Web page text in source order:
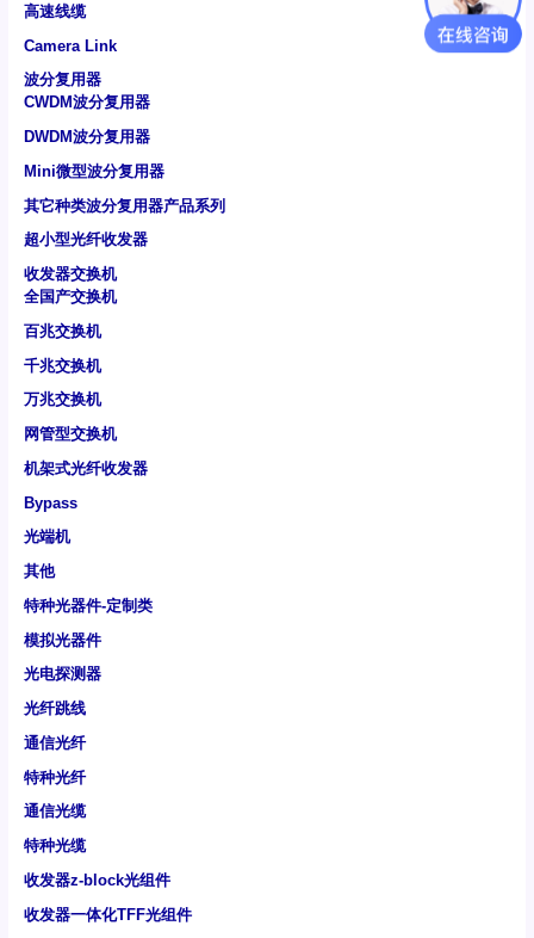
高速线缆
Camera Link
波分复用器
CWDM波分复用器
DWDM波分复用器
Mini微型波分复用器
其它种类波分复用器产品系列
超小型光纤收发器
收发器交换机
全国产交换机
百兆交换机
千兆交换机
万兆交换机
网管型交换机
机架式光纤收发器
Bypass
光端机
其他
特种光器件-定制类
模拟光器件
光电探测器
光纤跳线
通信光纤
特种光纤
通信光缆
特种光缆
收发器z-block光组件
收发器一体化TFF光组件